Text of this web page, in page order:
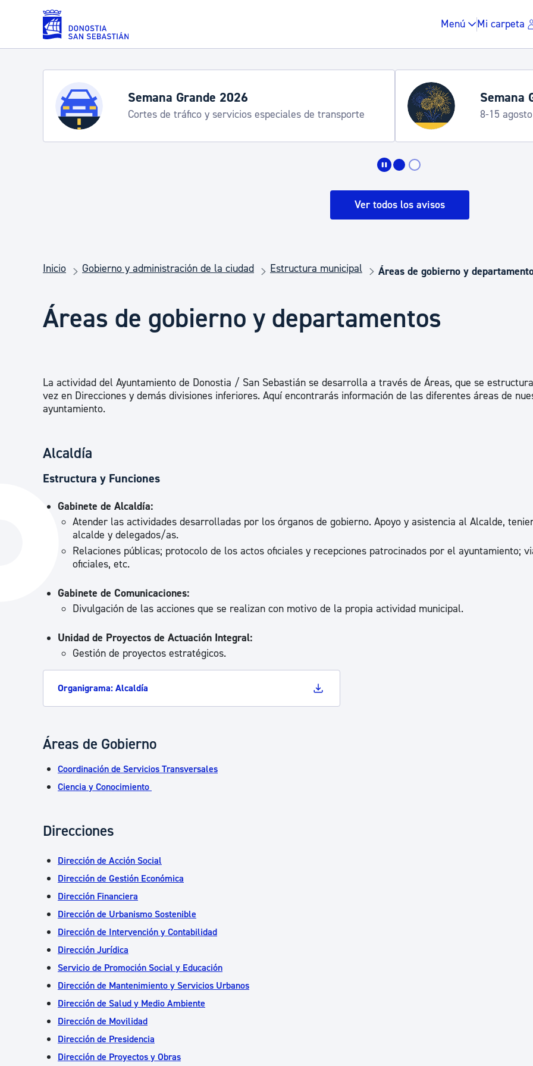
Saltar al contenido principal
Menú Mi carpeta
Servicios
Padrón y asuntos personales
Espacio público,
Seguridad ciudadana y emergencias Euskera
Salud Pública, animales y consumo
Participación ciudadana y asociacionismo
Deporte
La ciudad
La ciudad ahora
Descubre la ciudad
La ciudad futura
Actualidad
Agenda cultural
Administración municipal
Portal de transparencia
Semana Grande 2026
Cortes de tráfico y servicios especiales de transporte
Semana
8-15 agosto
Ver todos los avisos
Inicio Gobierno y administración de la ciudad Estructura municipal Áreas de gobierno y
Áreas de gobierno y departamentos
La actividad del Ayuntamiento de Donostia / San Sebastián se desarrolla a través de Áreas, que se
vez en Direcciones y demás divisiones inferiores. Aquí encontrarás información de las diferentes áreas de
ayuntamiento.
Alcaldía
Estructura y Funciones
Gabinete de Alcaldía:
Atender las actividades desarrolladas por los órganos de gobierno. Apoyo y asistencia al Alcalde,
alcalde y delegados/as.
Relaciones públicas; protocolo de los actos oficiales y recepciones patrocinados por el ayuntamiento;
oficiales, etc.
Gabinete de Comunicaciones:
Divulgación de las acciones que se realizan con motivo de la propia actividad municipal.
Unidad de Proyectos de Actuación Integral:
Gestión de proyectos estratégicos.
Organigrama: Alcaldía
Áreas de Gobierno
Coordinación de Servicios Transversales
Ciencia y Conocimiento
Direcciones
Dirección de Acción Social
Dirección de Gestión Económica
Dirección Financiera
Dirección de Urbanismo Sostenible
Dirección de Intervención y Contabilidad
Dirección Jurídica
Servicio de Promoción Social y Educación
Dirección de Mantenimiento y Servicios Urbanos
Dirección de Salud y Medio Ambiente
Dirección de Movilidad
Dirección de Presidencia
Dirección de Proyectos y Obras